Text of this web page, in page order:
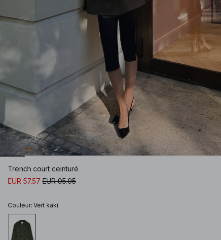
Trench court ceinturé
EUR 57.57 EUR 95.95
Couleur: Vert kaki